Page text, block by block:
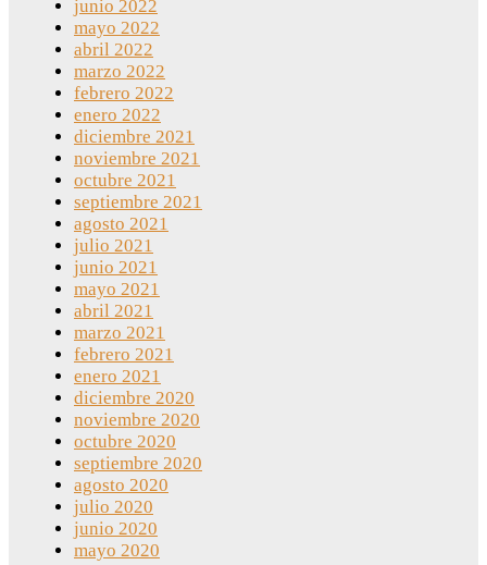
junio 2022
mayo 2022
abril 2022
marzo 2022
febrero 2022
enero 2022
diciembre 2021
noviembre 2021
octubre 2021
septiembre 2021
agosto 2021
julio 2021
junio 2021
mayo 2021
abril 2021
marzo 2021
febrero 2021
enero 2021
diciembre 2020
noviembre 2020
octubre 2020
septiembre 2020
agosto 2020
julio 2020
junio 2020
mayo 2020